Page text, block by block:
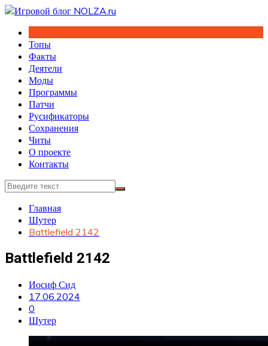
Перейти
содержимому
Топы
Факты
Деятели
Моды
Программы
Патчи
Русификаторы
Сохранения
Читы
О проекте
Контакты
Главная
Шутер
Battlefield 2142
Battlefield 2142
Иосиф Сид
17.06.2024
0
Шутер